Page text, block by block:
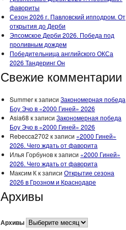
фавориты
Сезон 2026 г. Павловский ипподром. От
открытия до Дерби
Эпсомское Дерби 2026. Победа под
проливным дождем
Победительница английского ОКСа
2026 Тандеринг Он
Свежие комментарии
Summerк записи Закономерная победа
Боу Эчо в «2000 Гиней» 2026
Asia68 к записи Закономерная победа
Боу Эчо в «2000 Гиней» 2026
Rebecca2702 к записи «2000 Гиней»
2026. Чего ждать от фаворита
Илья Горбуновк записи «2000 Гиней»
2026. Чего ждать от фаворита
Максим Кк записи Открытие сезона
2026 в Грозном и Краснодаре
Архивы
Архивы